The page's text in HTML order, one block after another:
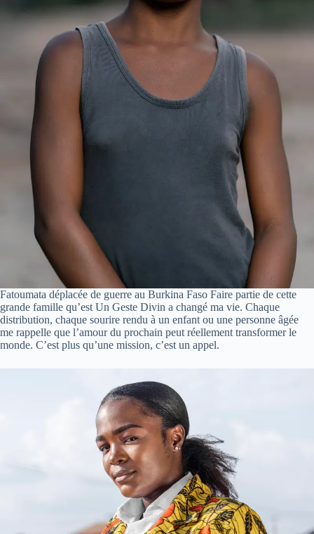
Fatoumata déplacée de guerre au Burkina Faso Faire partie de cette
grande famille qu’est Un Geste Divin a changé ma vie. Chaque
distribution, chaque sourire rendu à un enfant ou une personne âgée
me rappelle que l’amour du prochain peut réellement transformer le
monde. C’est plus qu’une mission, c’est un appel.